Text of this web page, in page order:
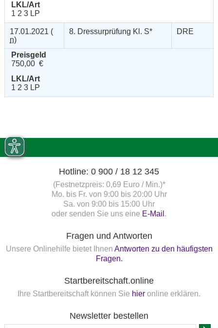
LKL/Art
1 2 3 LP
17.01.2021 (
n)
8. Dressurprüfung Kl. S* DRE
Preisgeld
750,00 €
LKL/Art
1 2 3 LP
Hotline: 0 900 / 18 12 345
(Festnetzpreis: 0,69 Euro / Min.)*
Mo. bis Fr. von 9:00 bis 20:00 Uhr
Sa. von 9:00 bis 15:00 Uhr
oder senden Sie uns eine E-Mail .
Fragen und Antworten
Unsere Onlinehilfe bietet Ihnen Antworten zu den häufigsten
Fragen.
Startbereitschaft.online
Ihre Startbereitschaft können Sie hier online erklären.
Newsletter bestellen